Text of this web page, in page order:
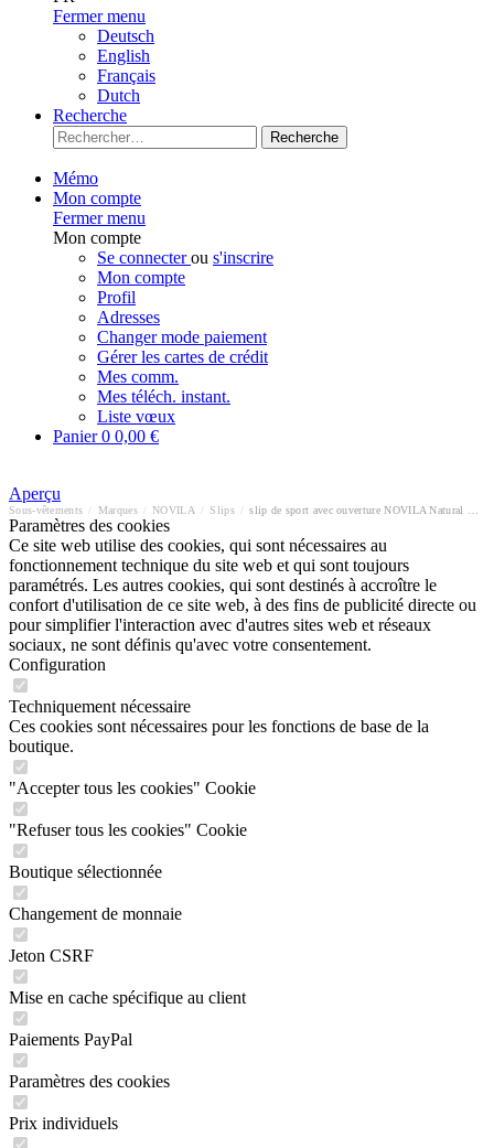
Fermer menu
Deutsch
English
Français
Dutch
Recherche
Recherche
Mémo
Mon compte
Fermer menu
Mon compte
Se connecterou s'inscrire
Mon compte
Profil
Adresses
Changer mode paiement
Gérer les cartes de crédit
Mes comm.
Mes téléch. instant.
Liste vœux
Panier0 0,00 €
Aperçu
Sous-vêtements Marques NOVILA Slips
Paramètres des cookies
Ce site web utilise des cookies, qui sont nécessaires au
fonctionnement technique du site web et qui sont toujours
paramétrés. Les autres cookies, qui sont destinés à accroître le
confort d'utilisation de ce site web, à des fins de publicité directe ou
pour simplifier l'interaction avec d'autres sites web et réseaux
sociaux, ne sont définis qu'avec votre consentement.
Configuration
Techniquement nécessaire
Ces cookies sont nécessaires pour les fonctions de base de la
boutique.
"Accepter tous les cookies" Cookie
"Refuser tous les cookies" Cookie
Boutique sélectionnée
Changement de monnaie
Jeton CSRF
Mise en cache spécifique au client
Paiements PayPal
Paramètres des cookies
Prix individuels